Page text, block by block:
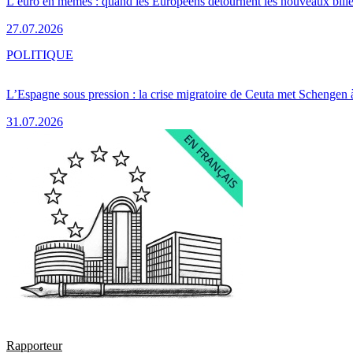
27.07.2026
L’Espagne sous pression : la crise migratoire de Ceuta met Schengen
31.07.2026
POLITIQUE
Rapporteur